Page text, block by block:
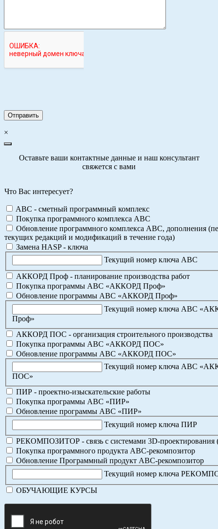
×
Оставьте ваши контактные данные и наш консультант
свяжется с вами
Что Вас интересует?
ABC - сметный программный комплекс
Покупка программного комплекса АВС
Обновление программного комплекса АВС, дополнения
текущих редакций и модификаций в течение года)
Замена HASP - ключа
Текущий номер ключа АВС
АККОРД Проф - планирование производства работ
Покупка программы АВС «АККОРД Проф»
Обновление программы АВС «АККОРД Проф»
Текущий номер ключа АВС
Проф»
АККОРД ПОС - организация строительного производства
Покупка программы АВС «АККОРД ПОС»
Обновление программы АВС «АККОРД ПОС»
Текущий номер ключа АВС
ПОС»
ПИР - проектно-изыскательские работы
Покупка программы АВС «ПИР»
Обновление программы АВС «ПИР»
Текущий номер ключа ПИР
РЕКОМПОЗИТОР - связь с системами 3D-проектирования
Покупка программного продукта АВС-рекомпозитор
Обновление Программный продукт АВС-рекомпозитор
Текущий номер ключа
ОБУЧАЮЩИЕ КУРСЫ